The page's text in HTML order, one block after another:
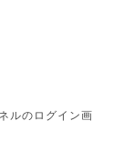
ルのログイン画